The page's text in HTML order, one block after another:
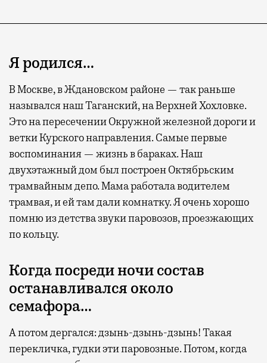
Я родился…
В Москве, в Ждановском районе — так раньше
назывался наш Таганский, на Верхней Хохловке.
Это на пересечении Окружной железной дороги и
ветки Курского направления. Самые первые
воспоминания — жизнь в бараках. Наш
двухэтажный дом был построен Октябрьским
трамвайным депо. Мама работала водителем
трамвая, и ей там дали комнатку. Я очень хорошо
помню из детства звуки паровозов, проезжающих
по кольцу.
Когда посреди ночи состав
останавливался около
семафора…
А потом дергался: дзынь-дзынь-дзынь! Такая
перекличка, гудки эти паровозные. Потом, когда